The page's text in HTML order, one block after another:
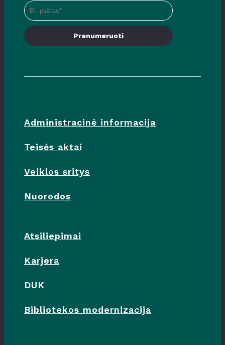
Prenumeruoti
Administracinė informacija
Teisės aktai
Veiklos sritys
Nuorodos
Atsiliepimai
Karjera
DUK
Bibliotekos modernizacija